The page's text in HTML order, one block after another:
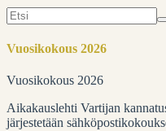
Search
for:
Vuosikokous 2026
Vuosikokous 2026
Aikakauslehti Vartijan
järjestetään